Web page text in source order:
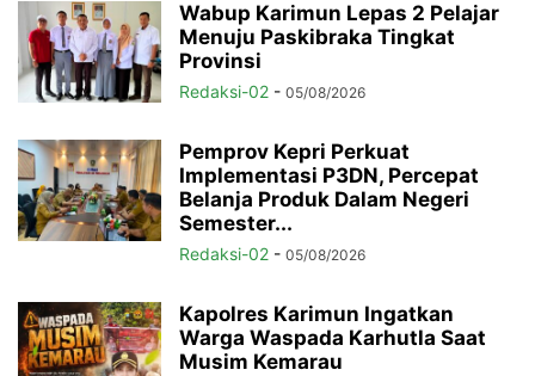
Wabup Karimun Lepas 2 Pelajar
Menuju Paskibraka Tingkat
Provinsi
Redaksi-02 - 05/08/2026
Pemprov Kepri Perkuat
Implementasi P3DN, Percepat
Belanja Produk Dalam Negeri
Semester...
Redaksi-02 - 05/08/2026
Kapolres Karimun Ingatkan
Warga Waspada Karhutla Saat
Musim Kemarau